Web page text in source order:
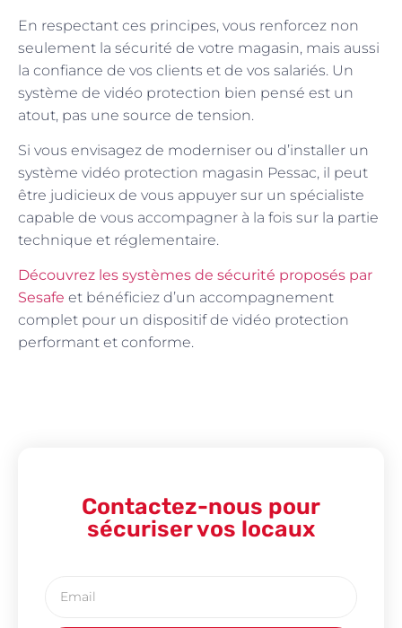
En respectant ces principes, vous renforcez non
seulement la sécurité de votre magasin, mais aussi
la confiance de vos clients et de vos salariés. Un
système de vidéo protection bien pensé est un
atout, pas une source de tension.
Si vous envisagez de moderniser ou d’installer un
système vidéo protection magasin Pessac, il peut
être judicieux de vous appuyer sur un spécialiste
capable de vous accompagner à la fois sur la partie
technique et réglementaire.
Découvrez les systèmes de sécurité proposés par
Sesafe et bénéficiez d’un accompagnement
complet pour un dispositif de vidéo protection
performant et conforme.
Contactez-nous pour
sécuriser vos locaux